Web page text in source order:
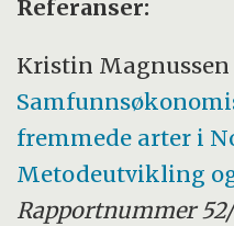
Referanser:
Kristin Magnussen
fremmede arter i
Metodeutvikling
Rapportnummer